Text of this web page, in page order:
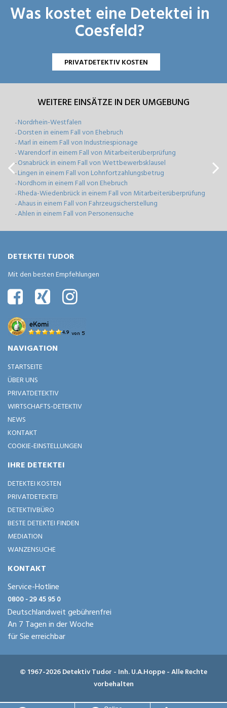
Was kostet eine Detektei in
Coesfeld?
PRIVATDETEKTIV KOSTEN
WEITERE EINSÄTZE IN DER UMGEBUNG
- Nordrhein-Westfalen
- Dorsten in einem Fall von Ehebruch
- Marl in einem Fall von Industriespionage
-Warendorf in einem Fall von Mitarbeiterüberprüfung
- Osnabrück in einem Fall von Wettbewerbsklausel
- Lingen in einem Fall von Lohnfortzahlungsbetrug
- Nordhorn in einem Fall von Ehebruch
- Rheda-Wiedenbrück in einem Fall von Mitarbeiterüberprüfung
-Ahaus in einem Fall von Fahrzeugsicherstellung
-Ahlen in einem Fall von Personensuche
DETEKTEI TUDOR
Mit den besten Empfehlungen
NAVIGATION
STARTSEITE
ÜBER UNS
PRIVATDETEKTIV
WIRTSCHAFTS-DETEKTIV
NEWS
KONTAKT
COOKIE-EINSTELLUNGEN
IHRE DETEKTEI
DETEKTEI KOSTEN
PRIVATDETEKTEI
DETEKTIVBÜRO
BESTE DETEKTEI FINDEN
MEDIATION
WANZENSUCHE
KONTAKT
Service-Hotline
0800 - 29 45 95 0
Deutschlandweit gebührenfrei
An 7 Tagen in der Woche
für Sie erreichbar
© 1967-2026 Detektiv Tudor - Inh. U.A.Hoppe - Alle Rechte
vorbehalten